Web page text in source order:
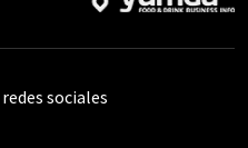
sociales